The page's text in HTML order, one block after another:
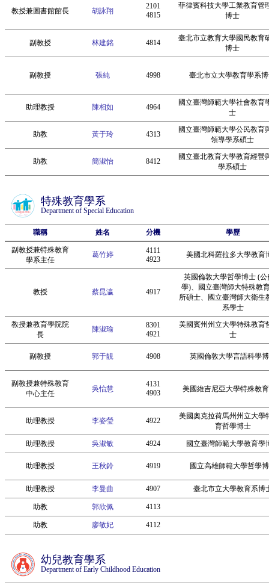
教授兼圖書館館長 胡詠翔
2101
4815
菲律賓科技大學工業教育管
博士
副教授 林建銘 4814
臺北市立教育大學國民教育
博士
副教授 張純 4998 臺北市立大學教育學系
助理教授 陳相如 4964
國立臺灣師範大學社會教育
士
助教 黃于玲 4313
國立臺灣師範大學公民教育
領導學系碩士
助教 簡淑怡 8412
國立臺北教育大學教育經營
學系碩士
特殊教育學系
Department of Special Education
職稱 姓名 分機 學歷
副教授兼特殊教育
學系主任
葛竹婷
4111
4923
美國北科羅拉多大學教育
教授 蔡昆瀛 4917
英國倫敦大學哲學博士 (公
學)、國立臺灣師大特殊教
所碩士、國立臺灣師大衛生
系學士
教授兼教育學院院
長
陳淑瑜
8301
4921
美國賓州州立大學特殊教育
士
副教授 郭于靚 4908 英國倫敦大學言語科學
副教授兼特殊教育
中心主任
吳怡慧
4131
4903
美國維吉尼亞大學特殊教
助理教授 李姿瑩 4922
美國奧克拉荷馬州州立大學
育哲學博士
助理教授 吳淑敏 4924 國立臺灣師範大學教育學
助理教授 王秋鈴 4919 國立高雄師範大學哲學
助理教授 李曼曲 4907 臺北市立大學教育系博
助教 郭欣佩 4113
助教 廖敏妃 4112
幼兒教育學系
Department of Early Childhood Education